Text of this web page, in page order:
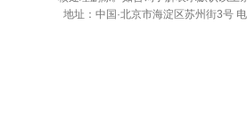
地址：中国·北京市海淀区苏州街3号